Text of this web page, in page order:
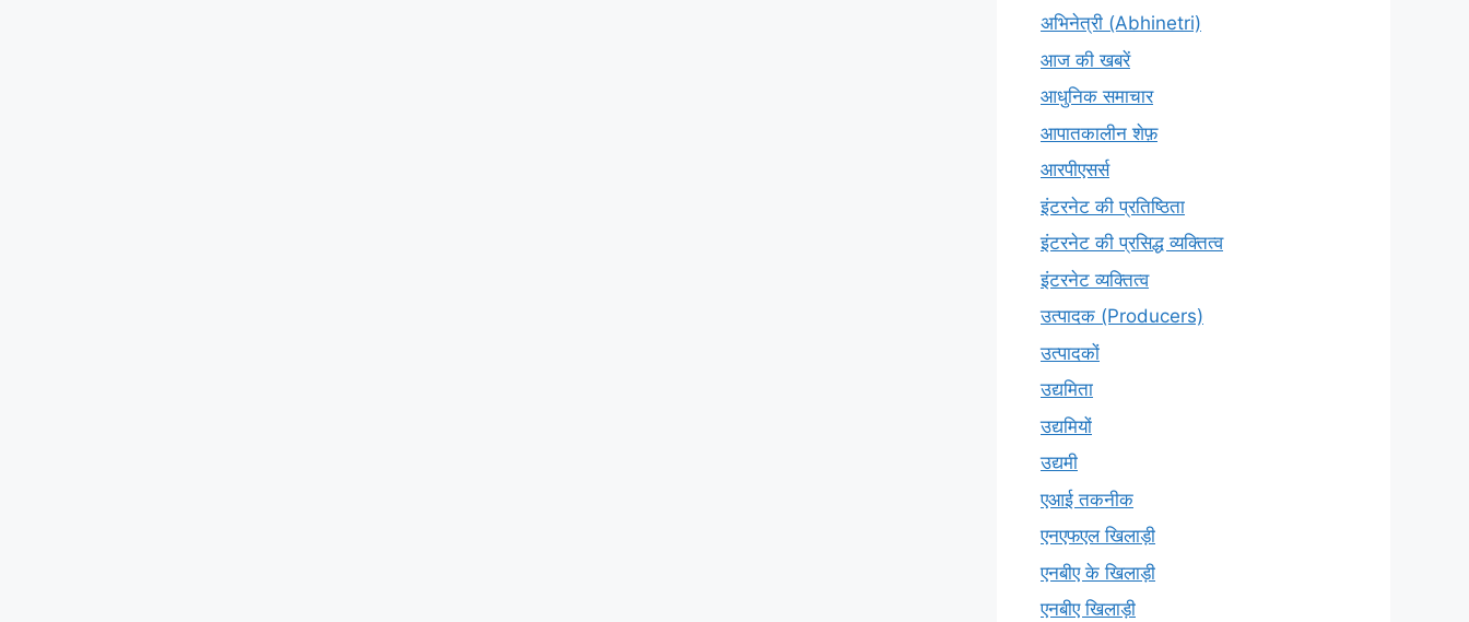
अभिनेत्री (Abhinetri)
आज की खबरें
आधुनिक समाचार
आपातकालीन शेफ़
आरपीएसर्स
इंटरनेट की प्रतिष्ठिता
इंटरनेट की प्रसिद्ध व्यक्तित्व
इंटरनेट व्यक्तित्व
उत्पादक (Producers)
उत्पादकों
उद्यमिता
उद्यमियों
उद्यमी
एआई तकनीक
एनएफएल खिलाड़ी
एनबीए के खिलाड़ी
एनबीए खिलाड़ी